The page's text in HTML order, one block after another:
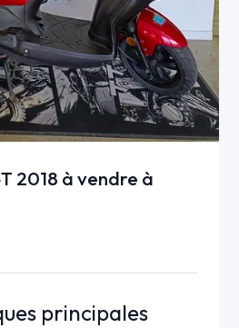
2018 à vendre à
principales